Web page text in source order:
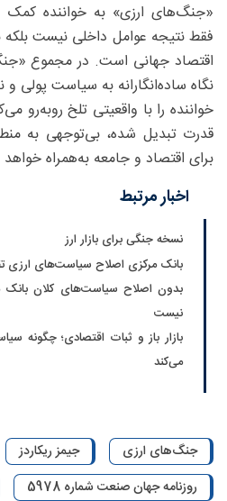
«جنگ‌های ارزی» به خواننده کمک
فقط نتیجه عوامل داخلی نیست
اقتصاد جهانی است. در مجموع
نگاه ساده‌انگارانه به سیاست پولی
خواننده را با واقعیتی تلخ روبه‌رو
قدرت تبدیل شده، بی‌توجهی به
برای اقتصاد و جامعه به‌همراه
اخبار مرتبط
نسخه جنگی برای بازار ارز
بانک مرکزی اصلاح سیاست‌های ارزی
بدون اصلاح سیاست‌های کلان بانک
نیست
بازار باز و ثبات اقتصادی؛ چگونه
می‌کند
جنگ‌های ارزی
جیمز ریکاردز
روزنامه جهان صنعت شماره 5978